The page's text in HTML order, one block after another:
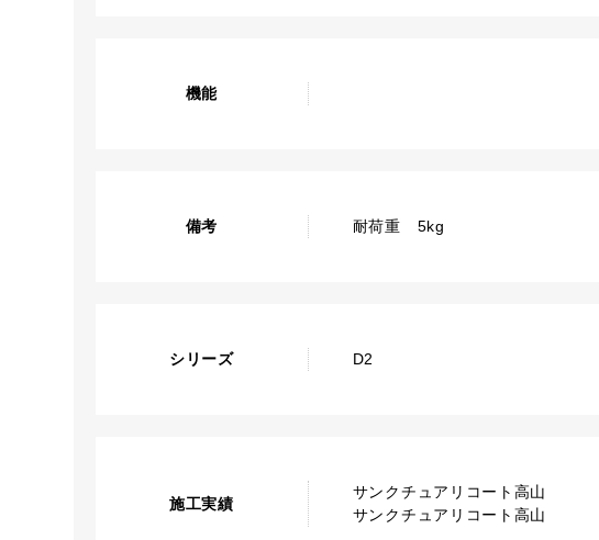
機能
備考 耐荷重 5kg
シリーズ D2
施工実績
サンクチュアリコート高山
サンクチュアリコート高山